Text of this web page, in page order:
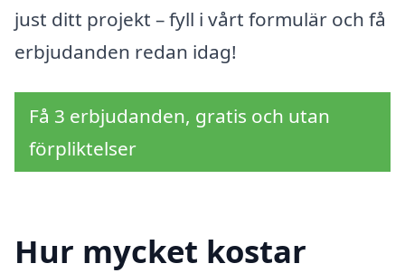
just ditt projekt – fyll i vårt formulär och få
erbjudanden redan idag!
Få 3 erbjudanden, gratis och utan
förpliktelser
Hur mycket kostar